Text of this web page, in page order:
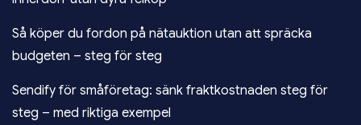
Så köper du fordon på nätauktion utan att spräcka
budgeten – steg för steg
Sendify för småföretag: sänk fraktkostnaden steg för
steg – med riktiga exempel